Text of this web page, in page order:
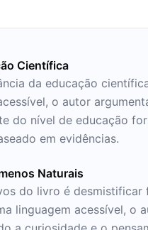
Científica
da educação
o autor
do nível de educação
em evidências.
Naturais
do livro é
linguagem acessível,